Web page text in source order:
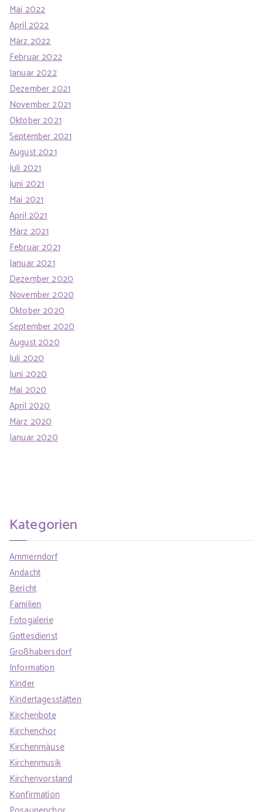
Mai 2022
April 2022
März 2022
Februar 2022
Januar 2022
Dezember 2021
November 2021
Oktober 2021
September 2021
August 2021
Juli 2021
Juni 2021
Mai 2021
April 2021
März 2021
Februar 2021
Januar 2021
Dezember 2020
November 2020
Oktober 2020
September 2020
August 2020
Juli 2020
Juni 2020
Mai 2020
April 2020
März 2020
Januar 2020
Kategorien
Ammerndorf
Andacht
Bericht
Familien
Fotogalerie
Gottesdienst
Großhabersdorf
Information
Kinder
Kindertagesstätten
Kirchenbote
Kirchenchor
Kirchenmäuse
Kirchenmusik
Kirchenvorstand
Konfirmation